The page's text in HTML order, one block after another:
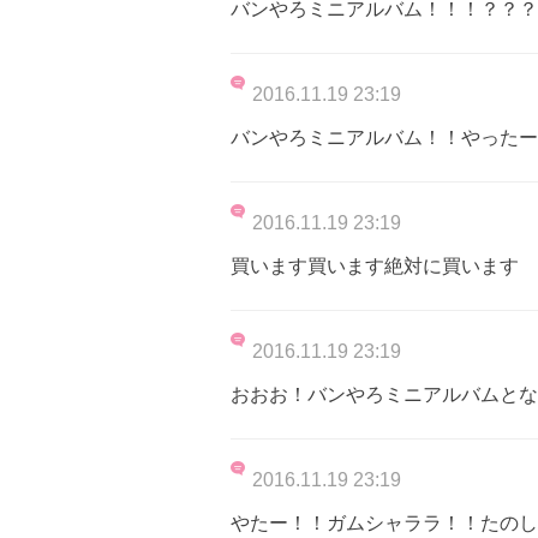
バンやろミニアルバム！！！？？？
2016.11.19 23:19
バンやろミニアルバム！！やった
2016.11.19 23:19
買います買います絶対に買います
2016.11.19 23:19
おおお！バンやろミニアルバムとな
2016.11.19 23:19
やたー！！ガムシャララ！！たのし